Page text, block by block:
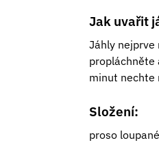
Jak uvařit
Jáhly nejprve
propláchněte
minut nechte
Složení:
proso